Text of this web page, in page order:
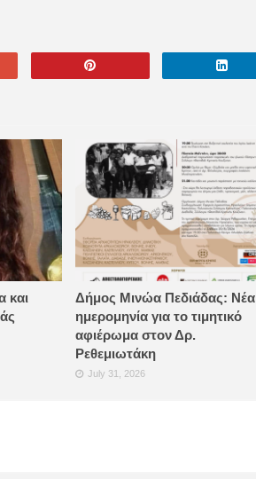
και
Δήμος Μινώα Πεδιάδας: Νέα
ημερομηνία για το τιμητικό
αφιέρωμα στον Δρ.
Ρεθεμιωτάκη
July 31, 2026